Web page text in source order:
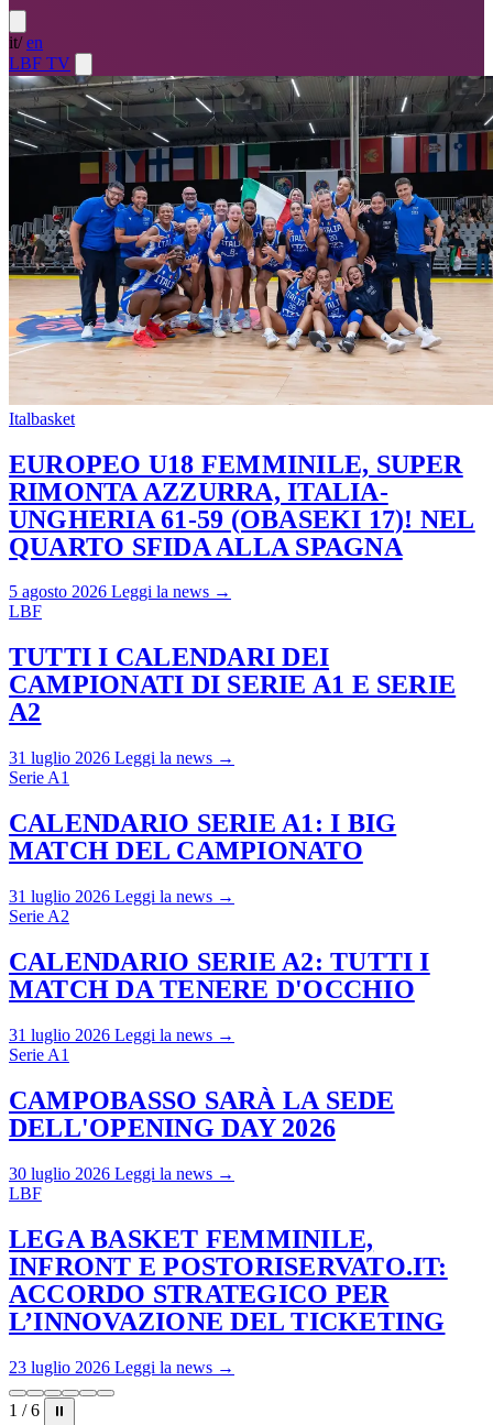
it/ en
LBF TV
Italbasket
EUROPEO U18 FEMMINILE, SUPER
RIMONTA AZZURRA, ITALIA-
UNGHERIA 61-59 (OBASEKI 17)! NEL
QUARTO SFIDA ALLA SPAGNA
5 agosto 2026 Leggi la news →
LBF
TUTTI I CALENDARI DEI
CAMPIONATI DI SERIE A1 E SERIE
A2
31 luglio 2026 Leggi la news →
Serie A1
CALENDARIO SERIE A1: I BIG
MATCH DEL CAMPIONATO
31 luglio 2026 Leggi la news →
Serie A2
CALENDARIO SERIE A2: TUTTI I
MATCH DA TENERE D'OCCHIO
31 luglio 2026 Leggi la news →
Serie A1
CAMPOBASSO SARÀ LA SEDE
DELL'OPENING DAY 2026
30 luglio 2026 Leggi la news →
LBF
LEGA BASKET FEMMINILE,
INFRONT E POSTORISERVATO.IT:
ACCORDO STRATEGICO PER
L’INNOVAZIONE DEL TICKETING
23 luglio 2026 Leggi la news →
1 / 6 ⏸